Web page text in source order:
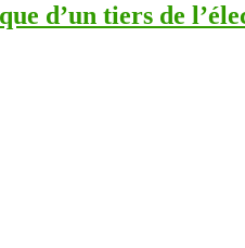
d’un tiers de